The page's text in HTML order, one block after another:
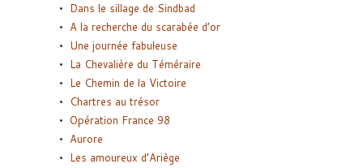
Dans le sillage de Sindbad
A la recherche du scarabée d’or
Une journée fabuleuse
La Chevalière du Téméraire
Le Chemin de la Victoire
Chartres au trésor
Opération France 98
Aurore
Les amoureux d’Ariège